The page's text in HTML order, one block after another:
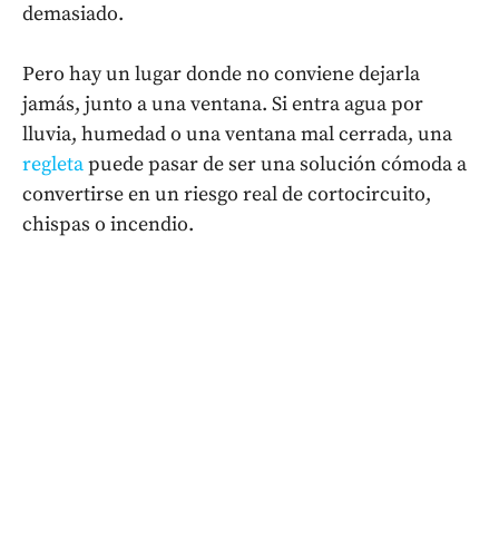
demasiado.
Pero hay un lugar donde no conviene dejarla
jamás, junto a una ventana. Si entra agua por
lluvia, humedad o una ventana mal cerrada, una
regletapuede pasar de ser una solución cómoda a
convertirse en un riesgo real de cortocircuito,
chispas o incendio.